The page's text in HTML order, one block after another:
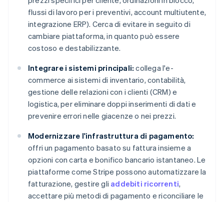
flussi di lavoro per i preventivi, account multiutente,
integrazione ERP). Cerca di evitare in seguito di
cambiare piattaforma, in quanto può essere
costoso e destabilizzante.
Integrare i sistemi principali: collega l'e-
commerce ai sistemi di inventario, contabilità,
gestione delle relazioni con i clienti (CRM) e
logistica, per eliminare doppi inserimenti di dati e
prevenire errori nelle giacenze o nei prezzi.
Modernizzare l'infrastruttura di pagamento:
offri un pagamento basato su fattura insieme a
opzioni con carta e bonifico bancario istantaneo. Le
piattaforme come Stripe possono automatizzare la
fatturazione, gestire gli addebiti ricorrenti,
accettare più metodi di pagamento e riconciliare le